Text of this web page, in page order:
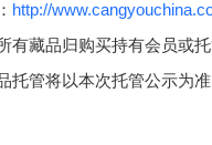
http://
有藏品归购买持有会员或
托管将以本次托管公示为